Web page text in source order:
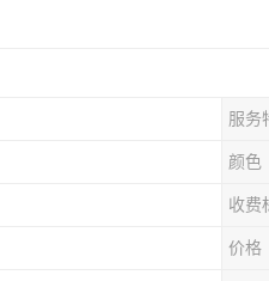
服务
颜色
收费
价格